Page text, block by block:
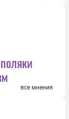
все мнения